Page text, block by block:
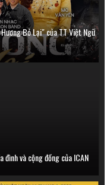
Bỏ Lại" của TT Việt Ngữ
và cộng đồng của ICAN